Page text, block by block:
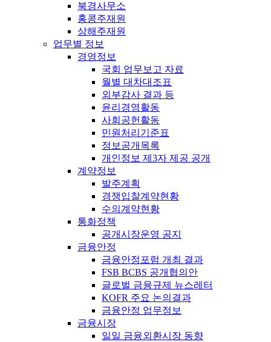
북경사무소
홍콩주재원
상해주재원
업무별 정보
경영정보
국회 업무보고 자료
월별 대차대조표
외부감사 결과 등
윤리경영활동
사회공헌활동
민원처리기준표
정보공개목록
개인정보 제3자 제공 공개
계약정보
발주계획
경쟁입찰계약현황
수의계약현황
통화정책
공개시장운영 공지
금융안정
금융안정포럼 개최 결과
FSB BCBS 공개협의안
글로벌 금융규제 뉴스레터
KOFR 주요 논의결과
금융안정 업무정보
금융시장
일일 금융외환시장 동향